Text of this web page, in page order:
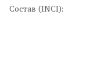
Состав (INCI):